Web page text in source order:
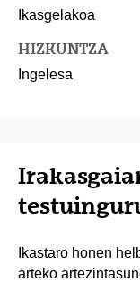
Ikasgelakoa
HIZKUNTZA
Ingelesa
Ikastaro honen
arteko